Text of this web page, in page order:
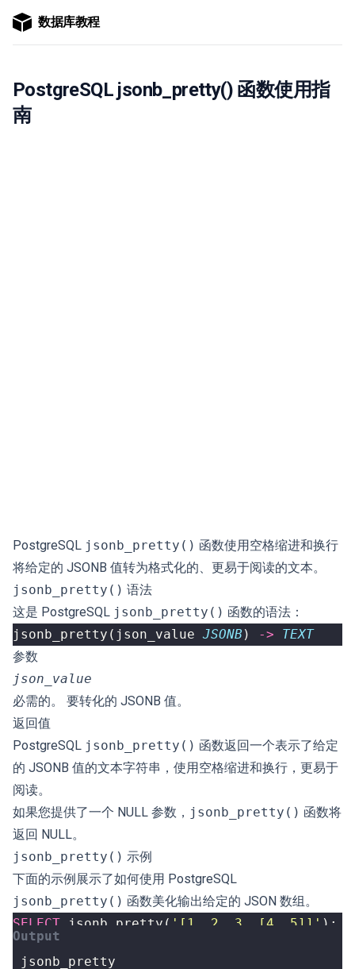
数据库教程
PostgreSQL jsonb_pretty() 函数使用指
南
PostgreSQL jsonb_pretty() 函数使用空格缩进和换行
将给定的 JSONB 值转为格式化的、更易于阅读的文本。
jsonb_pretty() 语法
这是 PostgreSQL jsonb_pretty() 函数的语法：
jsonb_pretty ( json_value JSONB ) ->
TEXT
参数
json_value
必需的。 要转化的 JSONB 值。
返回值
PostgreSQL jsonb_pretty() 函数返回一个表示了给定
的 JSONB 值的文本字符串，使用空格缩进和换行，更易于
阅读。
如果您提供了一个 NULL 参数， jsonb_pretty() 函数将
返回 NULL。
jsonb_pretty() 示例
下面的示例展示了如何使用 PostgreSQL
jsonb_pretty() 函数美化输出给定的 JSON 数组。
SELECT
jsonb_pretty ( '[1, 2, 3, [4, 5]]' );